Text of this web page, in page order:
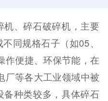
、碎石破碎机，主要
同规格石子（如05、
作便捷、环保节能，在
厂等各大工业领域中被
种类较多，具体碎石